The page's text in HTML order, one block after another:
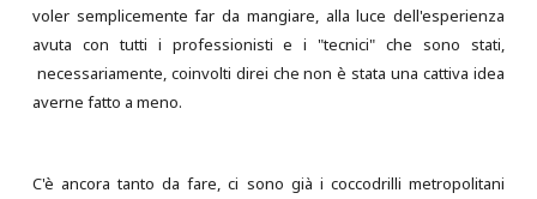
voler semplicemente far da mangiare, alla luce dell'esperienza
avuta con tutti i professionisti e i "tecnici" che sono stati,
necessariamente, coinvolti direi che non è stata una cattiva idea
averne fatto a meno.
C'è ancora tanto da fare, ci sono già i coccodrilli metropolitani